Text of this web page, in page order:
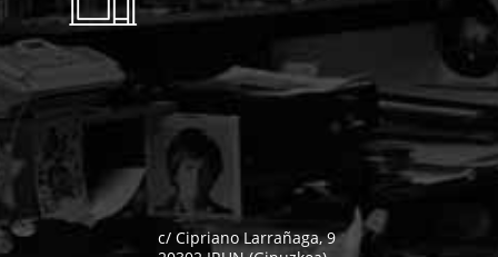
c/ Cipriano Larrañaga, 9